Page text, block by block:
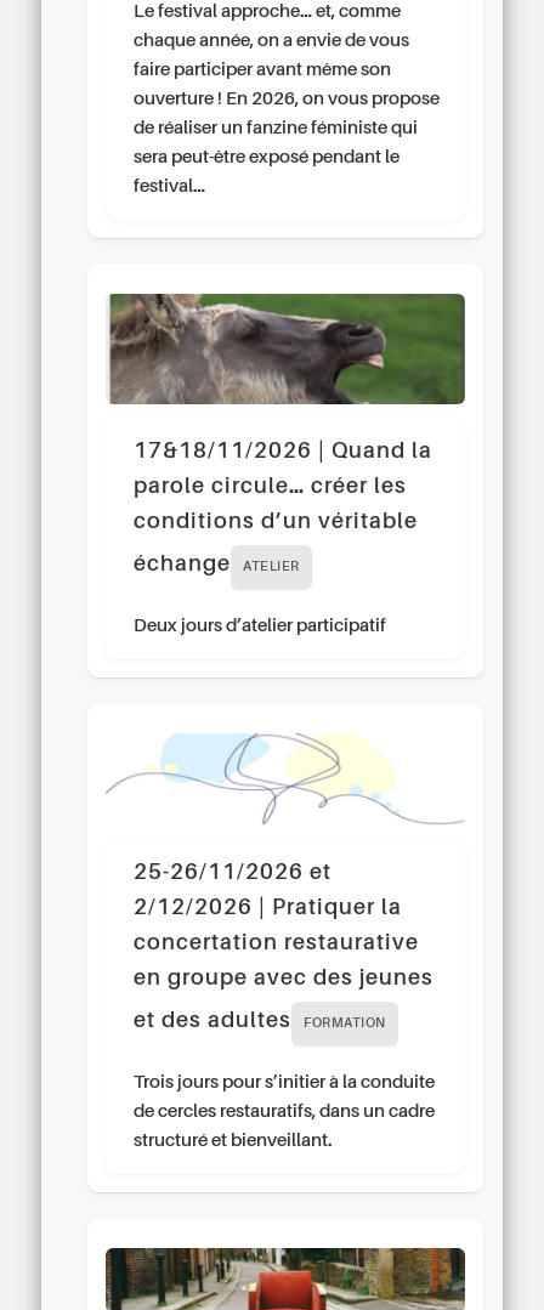
Le festival approche… et, comme
chaque année, on a envie de vous
faire participer avant même son
ouverture ! En 2026, on vous propose
de réaliser un fanzine féministe qui
sera peut-être exposé pendant le
festival…
17&18/11/2026 | Quand la
parole circule… créer les
conditions d’un véritable
échange
ATELIER
Deux jours d’atelier participatif
25-26/11/2026 et
2/12/2026 | Pratiquer la
concertation restaurative
en groupe avec des jeunes
et des adultes
FORMATION
Trois jours pour s’initier à la conduite
de cercles restauratifs, dans un cadre
structuré et bienveillant.